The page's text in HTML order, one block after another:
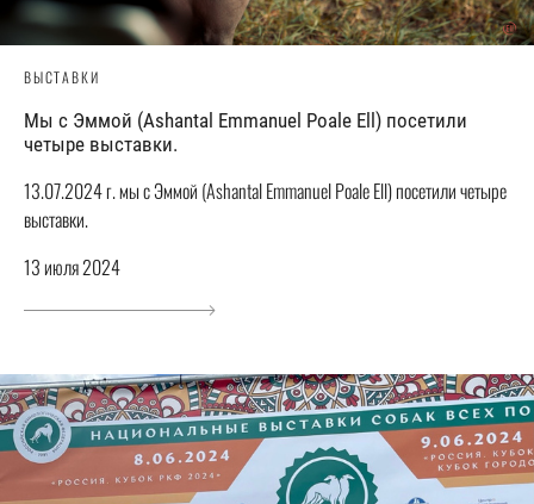
ВЫСТАВКИ
Мы с Эммой (Ashantal Emmanuel Poale Ell) посетили
четыре выставки.
13.07.2024 г. мы с Эммой (Ashantal Emmanuel Poale Ell) посетили четыре
выставки.
13 июля 2024